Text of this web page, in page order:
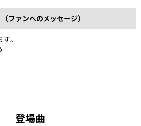
ファンへのメッセージ）
。
登場曲